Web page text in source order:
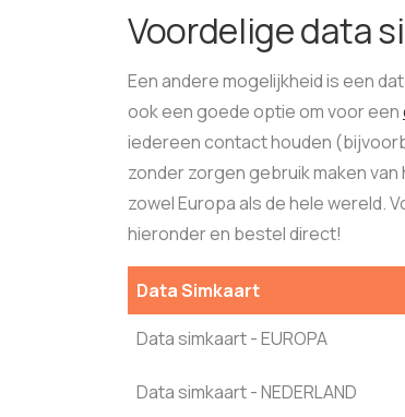
Voordelige data
Een andere mogelijkheid is een
ook een goede optie om voor een
iedereen contact houden
zonder zorgen gebruik maken
zowel Europa als de hele wereld.
hieronder en bestel direct!
Data Simkaart
Data simkaart - EUROPA
Data simkaart - NEDERLAND